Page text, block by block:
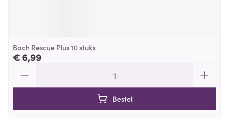
Bach Rescue Plus 10 stuks
€ 6,99
Bestel